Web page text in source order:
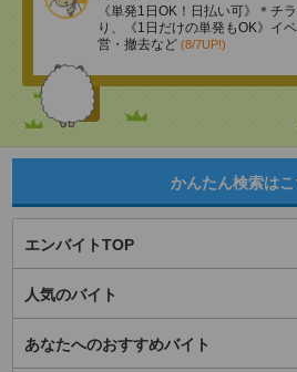
《単発1日OK！日払い可》＊チ
り、《1日だけの単発もOK》イ
営・撤去など (8/7UP!)
かんたん検索は
エンバイトTOP
人気のバイト
あなたへのおすすめバイト